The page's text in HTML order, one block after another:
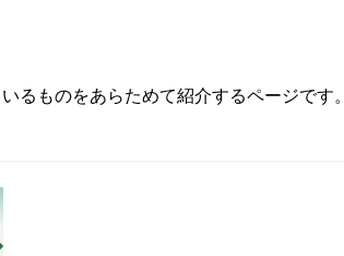
るものをあらためて紹介するページです。